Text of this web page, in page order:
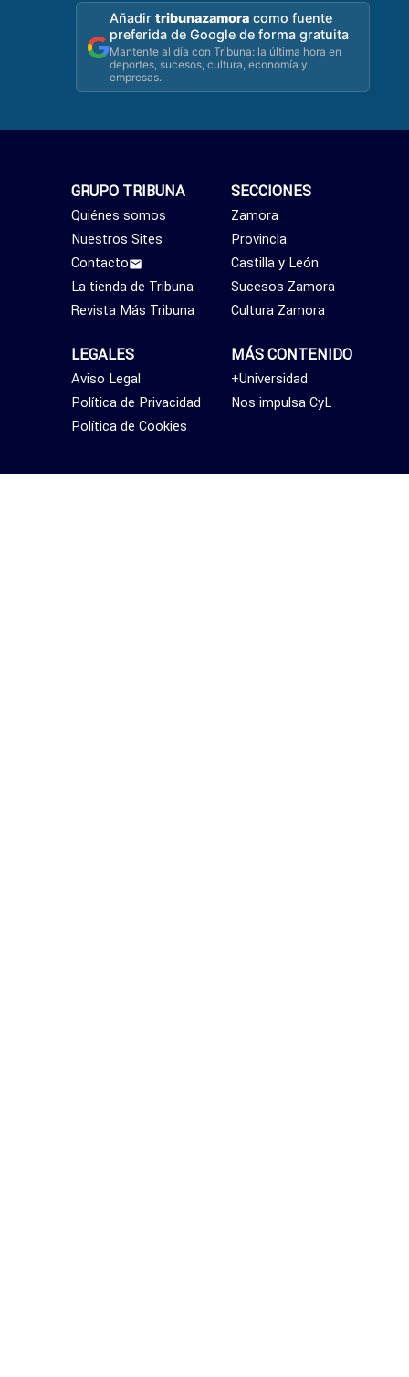
Añadirtribunazamora como fuente
preferida de Google de forma gratuita
Mantente al día con Tribuna: la última hora en
deportes, sucesos, cultura, economía y
empresas.
SECCIONES
Zamora
Provincia
Castilla y León
Sucesos Zamora
Cultura Zamora
MÁS CONTENIDO
+Universidad
Nos impulsa CyL
GRUPO TRIBUNA
Quiénes somos
Nuestros Sites
Contacto
La tienda de Tribuna
Revista Más Tribuna
LEGALES
Aviso Legal
Política de Privacidad
Política de Cookies